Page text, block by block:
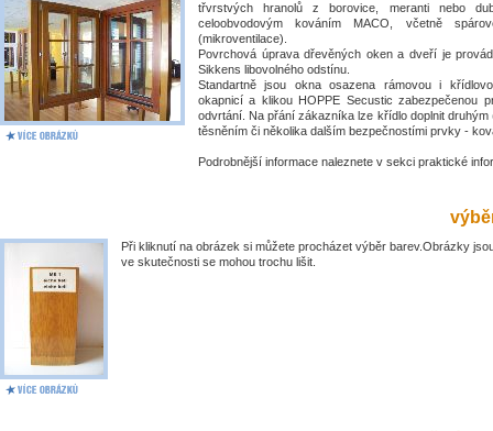
třvrstvých hranolů z borovice, meranti nebo
celoobvodovým kováním MACO, včetně
(mikroventilace).
Povrchová úprava dřevěných oken a dveří je
Sikkens libovolného odstínu.
Standartně jsou okna osazena rámovou i
okapnicí a klikou HOPPE Secustic zabezpečenou
odvrtání. Na přání zákazníka lze křídlo doplnit druhým
těsněním či několika dalším bezpečnostími prvky -
Podrobnější informace naleznete v sekci praktické
Při kliknutí na obrázek si můžete procházet výběr barev.Obrázky
ve skutečnosti se mohou trochu lišit.